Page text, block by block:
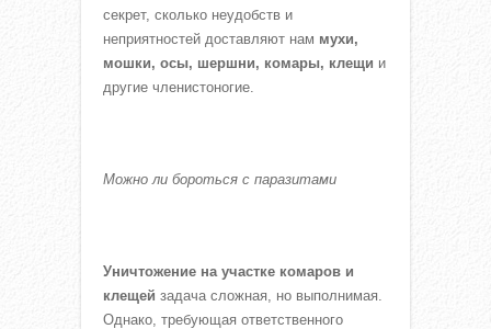
секрет, сколько неудобств и
неприятностей доставляют нам мухи,
мошки, осы, шершни, комары, клещи и
другие членистоногие.
Можно ли бороться с паразитами
Уничтожение на участке комаров и
клещей задача сложная, но выполнимая.
Однако, требующая ответственного